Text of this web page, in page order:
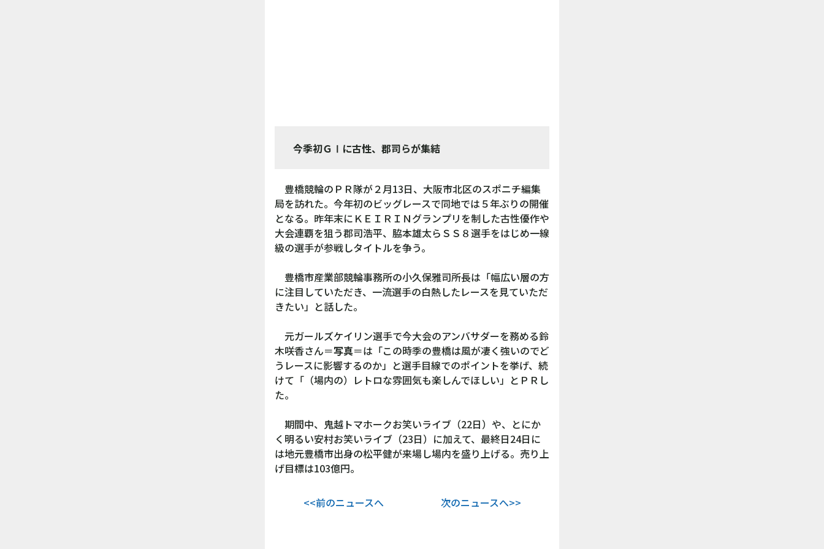
今季初ＧⅠに古性、郡司らが集結
豊橋競輪のＰＲ隊が２月13日、大阪市北区のスポニチ編集
局を訪れた。今年初のビッグレースで同地では５年ぶりの開催
となる。昨年末にＫＥＩＲＩＮグランプリを制した古性優作や
大会連覇を狙う郡司浩平、脇本雄太らＳＳ８選手をはじめ一線
級の選手が参戦しタイトルを争う。
豊橋市産業部競輪事務所の小久保雅司所長は「幅広い層の方
に注目していただき、一流選手の白熱したレースを見ていただ
きたい」と話した。
元ガールズケイリン選手で今大会のアンバサダーを務める鈴
木咲香さん＝写真＝は「この時季の豊橋は風が凄く強いのでど
うレースに影響するのか」と選手目線でのポイントを挙げ、続
けて「（場内の）レトロな雰囲気も楽しんでほしい」とＰＲし
た。
期間中、鬼越トマホークお笑いライブ（22日）や、とにか
く明るい安村お笑いライブ（23日）に加えて、最終日24日に
は地元豊橋市出身の松平健が来場し場内を盛り上げる。売り上
げ目標は103億円。
<<前のニュースへ 次のニュースへ>>